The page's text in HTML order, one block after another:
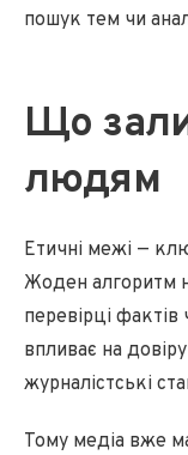
пошук тем чи
Що
людям
Етичні межі —
Жоден алгоритм
перевірці
впливає на
журналістські
Тому медіа вже